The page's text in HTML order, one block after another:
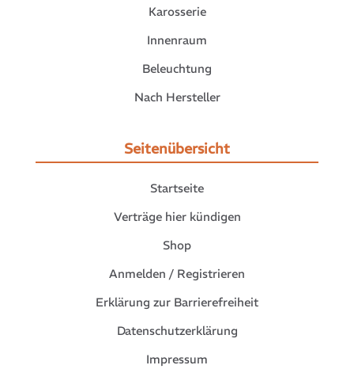
Karosserie
Innenraum
Beleuchtung
Nach Hersteller
Seitenübersicht
Startseite
Verträge hier kündigen
Shop
Anmelden / Registrieren
Erklärung zur Barrierefreiheit
Datenschutzerklärung
Impressum